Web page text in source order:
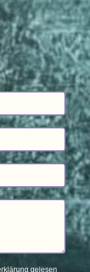
gelesen